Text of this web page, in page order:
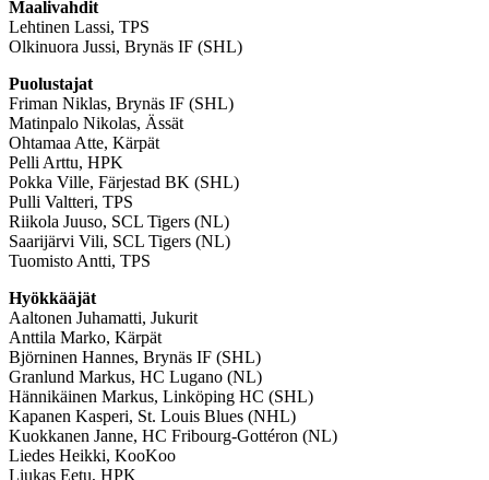
Maalivahdit
Lehtinen Lassi, TPS
Olkinuora Jussi, Brynäs IF (SHL)
Puolustajat
Friman Niklas, Brynäs IF (SHL)
Matinpalo Nikolas, Ässät
Ohtamaa Atte, Kärpät
Pelli Arttu, HPK
Pokka Ville, Färjestad BK (SHL)
Pulli Valtteri, TPS
Riikola Juuso, SCL Tigers (NL)
Saarijärvi Vili, SCL Tigers (NL)
Tuomisto Antti, TPS
Hyökkääjät
Aaltonen Juhamatti, Jukurit
Anttila Marko, Kärpät
Björninen Hannes, Brynäs IF (SHL)
Granlund Markus, HC Lugano (NL)
Hännikäinen Markus, Linköping HC (SHL)
Kapanen Kasperi, St. Louis Blues (NHL)
Kuokkanen Janne, HC Fribourg-Gottéron (NL)
Liedes Heikki, KooKoo
Liukas Eetu, HPK